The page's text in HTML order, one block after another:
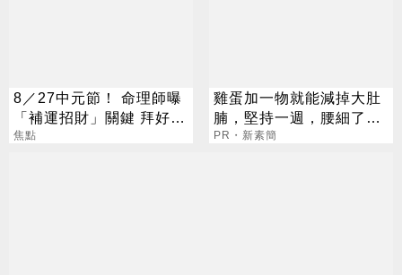
8／27中元節！ 命理師曝
「補運招財」關鍵 拜好兄
弟1事千萬別做
焦點
雞蛋加一物就能減掉大肚
腩，堅持一週，腰細了，
瘦到你懷疑人生！
PR・新素簡